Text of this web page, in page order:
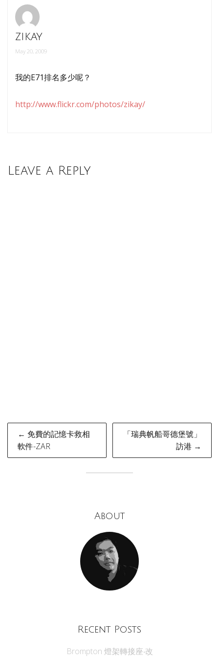
zikay
May 20, 2009
我的E71排名多少呢？
http://www.flickr.com/photos/zikay/
Leave a Reply
Post
navigation
← 免費的記憶卡救相
軟件-ZAR
「瑞典帆船哥德堡號」
訪港 →
About
Recent Posts
Brompton 燈架轉接座‧改